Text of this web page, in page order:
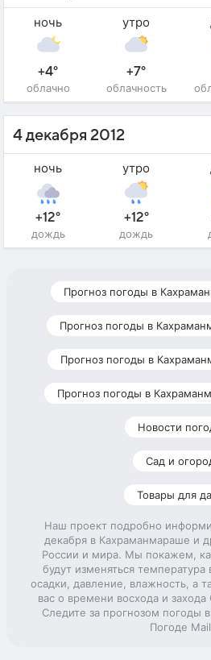
ночь
+4°
облачно
утро
+7°
облачность
4 декабря 2012
ночь
+12°
дождь
утро
+12°
дождь
Прогноз погоды в
Прогноз погоды в
Прогноз погоды в
Прогноз погоды в
Новости
Сад и
Товары для
Наш проект подробно
декабря в Кахраманмараше и
России и мира. Мы покажем,
будут изменяться температура
осадки, давление, влажность, а
вас о времени восхода и
Следите за прогнозом погоды
Погоде Mail